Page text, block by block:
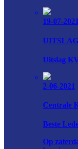
19-07-2021
Uitslag
2-06-2021
Centrale
Beste
Op